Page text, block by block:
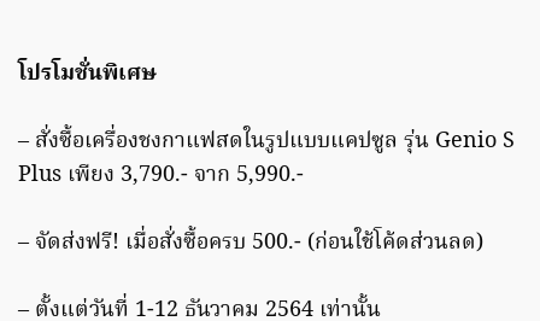
โปรโมชั่นพิเศษ
– สั่งซื้อเครื่องชงกาแฟสดในรูปแบบแคปซูล รุ่น Genio S
Plus เพียง 3,790.- จาก 5,990.-
– จัดส่งฟรี! เมื่อสั่งซื้อครบ 500.- (ก่อนใช้โค้ดส่วนลด)
– ตั้งแต่วันที่ 1-12 ธันวาคม 2564 เท่านั้น